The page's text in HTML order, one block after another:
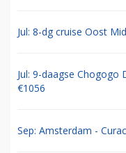
Jul: 8-dg cruise Oost
Jul: 9-daagse Chogogo
€1056
Sep: Amsterdam -